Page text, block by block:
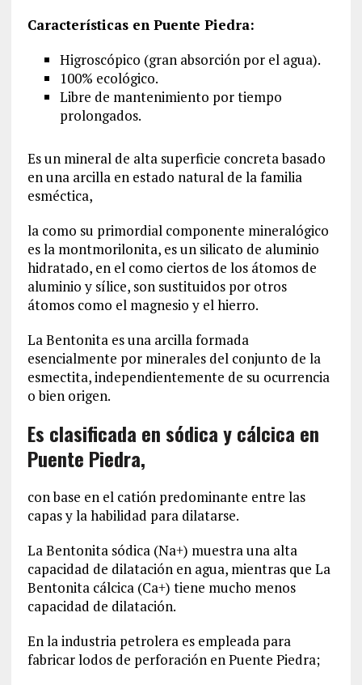
Características en Puente Piedra:
Higroscópico (gran absorción por el agua).
100% ecológico.
Libre de mantenimiento por tiempo
prolongados.
Es un mineral de alta superficie concreta basado
en una arcilla en estado natural de la familia
esméctica,
la como su primordial componente mineralógico
es la montmorilonita, es un silicato de aluminio
hidratado, en el como ciertos de los átomos de
aluminio y sílice, son sustituidos por otros
átomos como el magnesio y el hierro.
La Bentonita es una arcilla formada
esencialmente por minerales del conjunto de la
esmectita, independientemente de su ocurrencia
o bien origen.
Es clasificada en sódica y cálcica en
Puente Piedra,
con base en el catión predominante entre las
capas y la habilidad para dilatarse.
La Bentonita sódica (Na+) muestra una alta
capacidad de dilatación en agua, mientras que La
Bentonita cálcica (Ca+) tiene mucho menos
capacidad de dilatación.
En la industria petrolera es empleada para
fabricar lodos de perforación en Puente Piedra;